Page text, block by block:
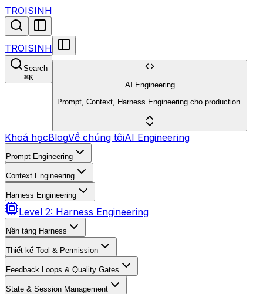
TROISINH
TROISINH
Search
⌘K
AI Engineering
Prompt, Context, Harness Engineering cho production.
Khoá họcBlogVề chúng tôiAI Engineering
Prompt Engineering
Context Engineering
Harness Engineering
Level 2: Harness Engineering
Nền tảng Harness
Thiết kế Tool & Permission
Feedback Loops & Quality Gates
State & Session Management